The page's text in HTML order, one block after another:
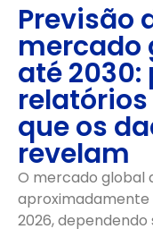
Previsão
mercado
até 2030:
que os
revelam
O mercado global
aproximadamente
2026,